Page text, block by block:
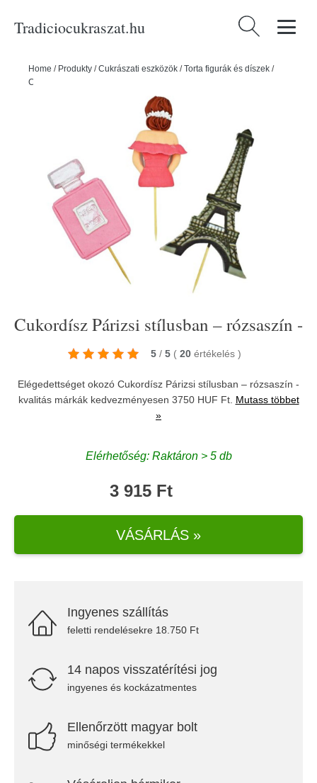
Tradiciocukraszat.hu Keresés:
Home / Produkty /Cukrászati eszközök /Torta figurák és díszek /
Cukordekorációk
Cukordísz Párizsi stílusban – rózsaszín -
5 / 5 ( 20 értékelés )
Elégedettséget okozó Cukordísz Párizsi stílusban – rózsaszín -
kvalitás márkák kedvezményesen 3750 HUF Ft. Mutass többet
»
Elérhetőség: Raktáron > 5 db
3 915 Ft
VÁSÁRLÁS »
Ingyenes szállítás
feletti rendelésekre 18.750 Ft
14 napos visszatérítési jog
ingyenes és kockázatmentes
Ellenőrzött magyar bolt
minőségi termékekkel